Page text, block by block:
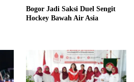
Bogor Jadi Saksi Duel Sengit
Hockey Bawah Air Asia